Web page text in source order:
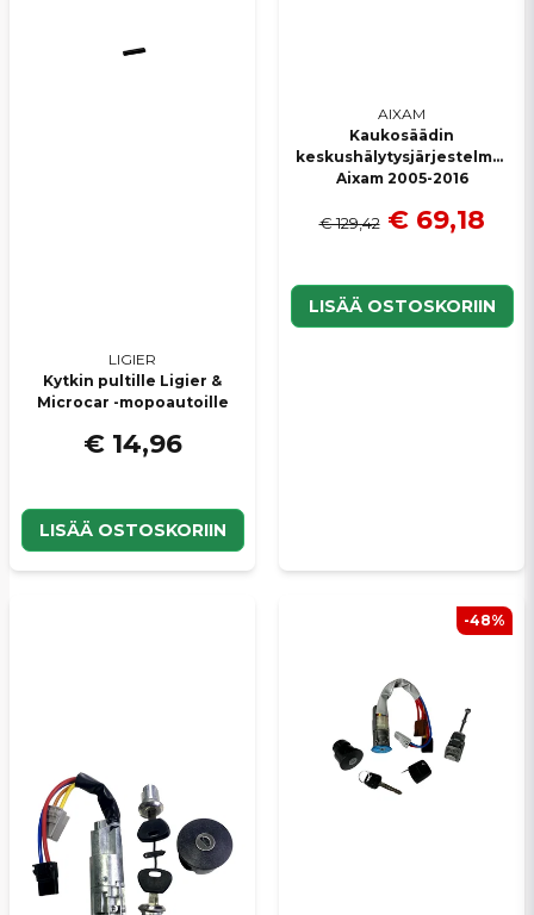
LIGIER
Kytkin pultille Ligier &
Microcar -mopoautoille
€ 14,96
LISÄÄ OSTOSKORIIN
AIXAM
Kaukosäädin
keskushälytysjärjestelmällä
Aixam 2005-2016
€ 129,42 € 69,18
LISÄÄ OSTOSKORIIN
-48%